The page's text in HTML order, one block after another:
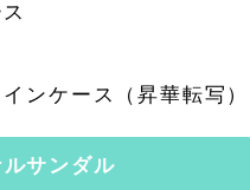
ンケース（昇華転写）
サンダル